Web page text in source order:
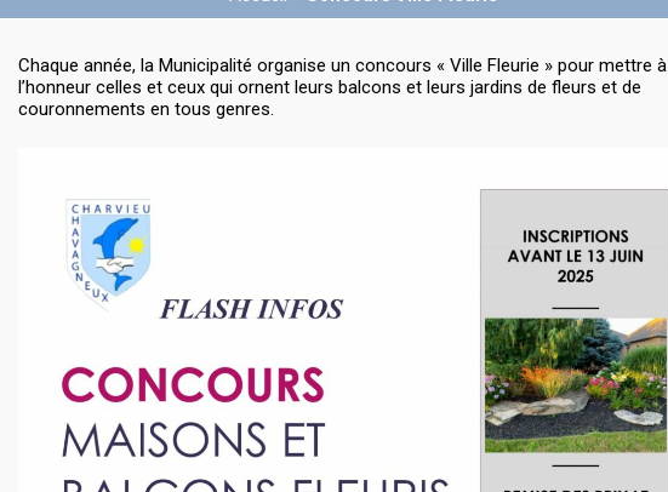
Chaque année, la Municipalité organise un concours « Ville Fleurie » pour mettre à
l’honneur celles et ceux qui ornent leurs balcons et leurs jardins de fleurs et de
couronnements en tous genres.